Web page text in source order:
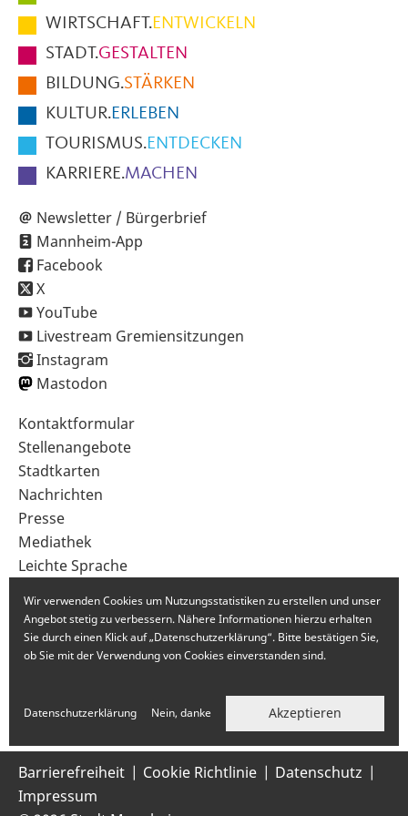
im
Fußbereich
der
Seite
WIRTSCHAFT.ENTWICKELN
STADT.GESTALTEN
BILDUNG.STÄRKEN
KULTUR.ERLEBEN
TOURISMUS.ENTDECKEN
KARRIERE.MACHEN
Newsletter / Bürgerbrief
Mannheim-App
Facebook
X
YouTube
Livestream Gremiensitzungen
Instagram
Mastodon
Sekundärnavigation
im
Fußbereich
Kontaktformular
Stellenangebote
Stadtkarten
Nachrichten
Presse
Mediathek
Leichte Sprache
Barrierefreiheit Cookie Richtlinie
Datenschutz
Impressum
Wir verwenden Cookies um Nutzungsstatistiken zu erstellen und unser
Angebot stetig zu verbessern. Nähere Informationen hierzu erhalten
Sie durch einen Klick auf „Datenschutzerklärung“. Bitte bestätigen Sie,
ob Sie mit der Verwendung von Cookies einverstanden sind.
Datenschutzerklärung Nein, danke Akzeptieren